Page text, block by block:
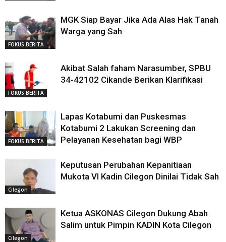
FOKUS BERITA
MGK Siap Bayar Jika Ada Alas Hak Tanah
Warga yang Sah
FOKUS BERITA
Akibat Salah faham Narasumber, SPBU
34-42102 Cikande Berikan Klarifikasi
FOKUS BERITA
Lapas Kotabumi dan Puskesmas
Kotabumi 2 Lakukan Screening dan
Pelayanan Kesehatan bagi WBP
Cilegon
Keputusan Perubahan Kepanitiaan
Mukota VI Kadin Cilegon Dinilai Tidak Sah
Cilegon
Ketua ASKONAS Cilegon Dukung Abah
Salim untuk Pimpin KADIN Kota Cilegon